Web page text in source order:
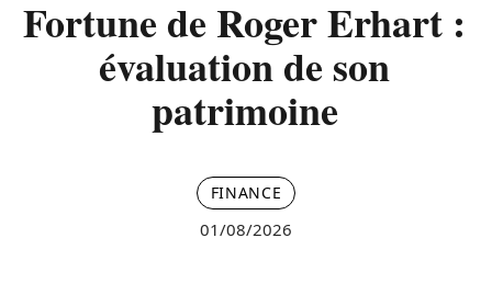
Fortune de Roger Erhart :
évaluation de son
patrimoine
FINANCE
01/08/2026